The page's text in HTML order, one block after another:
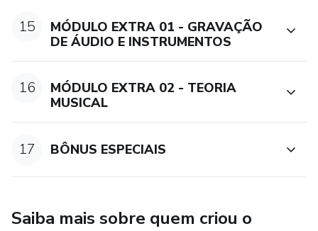
15
MÓDULO EXTRA 01 - GRAVAÇÃO
DE ÁUDIO E INSTRUMENTOS
16
MÓDULO EXTRA 02 - TEORIA
MUSICAL
17 BÔNUS ESPECIAIS
Saiba mais sobre quem criou o